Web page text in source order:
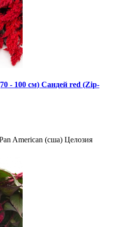
- 100 см) Сандей red (Zip-
American (сша) Целозия